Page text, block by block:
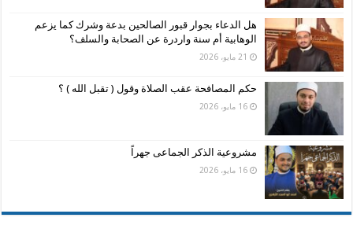
هل الدعاء بجوار قبور الصالحين بدعة وشرك كما يزعم
الوهابية أم سنة واردرة عن الصحابة والسلف؟
21 مايو، 2026
حكم المصافحة عقب الصلاة وقول ( تقبل الله ) ؟
16 مايو، 2026
مشروعية الذكر الجماعى جهراً
16 مايو، 2026